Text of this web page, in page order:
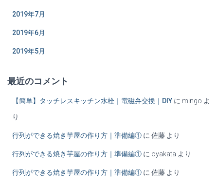
2019年7月
2019年6月
2019年5月
最近のコメント
【簡単】タッチレスキッチン水栓｜電磁弁交換｜DIY に mingo よ
り
行列ができる焼き芋屋の作り方｜準備編① に 佐藤 より
行列ができる焼き芋屋の作り方｜準備編① に oyakata より
行列ができる焼き芋屋の作り方｜準備編① に 佐藤 より